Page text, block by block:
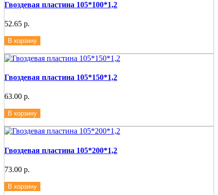
Гвоздевая пластина 105*100*1,2
52.65 р.
В корзину
Гвоздевая пластина 105*150*1,2
63.00 р.
В корзину
Гвоздевая пластина 105*200*1,2
73.00 р.
В корзину